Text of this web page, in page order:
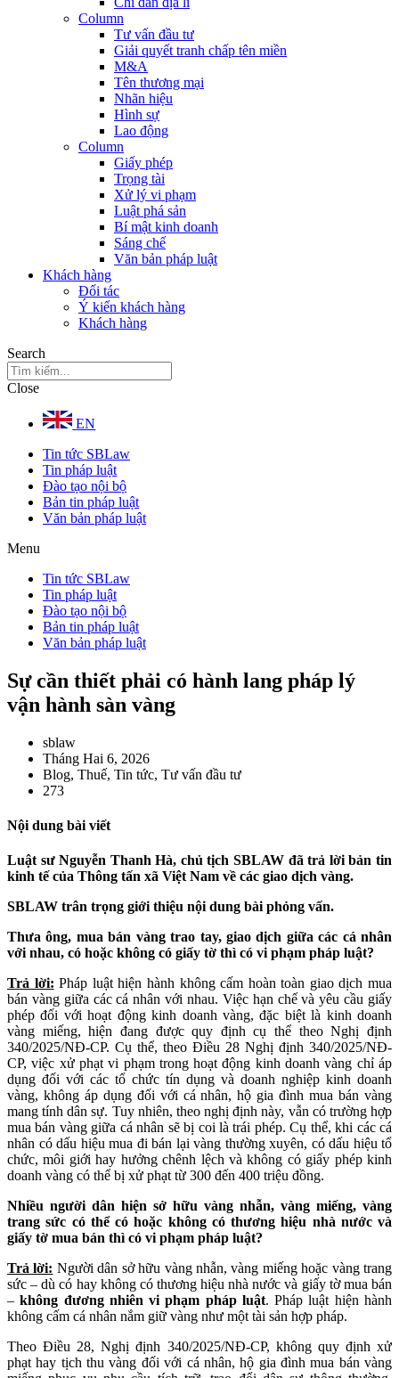
Column
Tư vấn đầu tư
Giải quyết tranh chấp tên miền
M&A
Tên thương mại
Nhãn hiệu
Hình sự
Lao động
Column
Giấy phép
Trọng tài
Xử lý vi phạm
Luật phá sản
Bí mật kinh doanh
Sáng chế
Văn bản pháp luật
Khách hàng
Đối tác
Ý kiến khách hàng
Khách hàng
Search
Close
EN
Tin tức SBLaw
Tin pháp luật
Đào tạo nội bộ
Bản tin pháp luật
Văn bản pháp luật
Menu
Tin tức SBLaw
Tin pháp luật
Đào tạo nội bộ
Bản tin pháp luật
Văn bản pháp luật
Sự cần thiết phải có hành lang pháp lý
vận hành sàn vàng
sblaw
Tháng Hai 6, 2026
Blog, Thuế, Tin tức, Tư vấn đầu tư
273
Nội dung bài viết
Luật sư Nguyễn Thanh Hà, chủ tịch SBLAW đã trả lời bản tin
kinh tế của Thông tấn xã Việt Nam về các giao dịch vàng.
SBLAW trân trọng giới thiệu nội dung bài phỏng vấn.
Thưa ông, mua bán vàng trao tay, giao dịch giữa các cá nhân
với nhau, có hoặc không có giấy tờ thì có vi phạm pháp luật?
Trả lời: Pháp luật hiện hành không cấm hoàn toàn giao dịch mua
bán vàng giữa các cá nhân với nhau. Việc hạn chế và yêu cầu giấy
phép đối với hoạt động kinh doanh vàng, đặc biệt là kinh doanh
vàng miếng, hiện đang được quy định cụ thể theo Nghị định
340/2025/NĐ-CP. Cụ thể, theo Điều 28 Nghị định 340/2025/NĐ-
CP, việc xử phạt vi phạm trong hoạt động kinh doanh vàng chỉ áp
dụng đối với các tổ chức tín dụng và doanh nghiệp kinh doanh
vàng, không áp dụng đối với cá nhân, hộ gia đình mua bán vàng
mang tính dân sự. Tuy nhiên, theo nghị định này, vẫn có trường hợp
mua bán vàng giữa cá nhân sẽ bị coi là trái phép. Cụ thể, khi các cá
nhân có dấu hiệu mua đi bán lại vàng thường xuyên, có dấu hiệu tổ
chức, môi giới hay hưởng chênh lệch và không có giấy phép kinh
doanh vàng có thể bị xử phạt từ 300 đến 400 triệu đồng.
Nhiều người dân hiện sở hữu vàng nhẫn, vàng miếng, vàng
trang sức có thể có hoặc không có thương hiệu nhà nước và
giấy tờ mua bán thì có vi phạm pháp luật?
Trả lời: Người dân sở hữu vàng nhẫn, vàng miếng hoặc vàng trang
sức – dù có hay không có thương hiệu nhà nước và giấy tờ mua bán
–không đương nhiên vi phạm pháp luật. Pháp luật hiện hành
không cấm cá nhân nắm giữ vàng như một tài sản hợp pháp.
Theo Điều 28, Nghị định 340/2025/NĐ-CP, không quy định xử
phạt hay tịch thu vàng đối với cá nhân, hộ gia đình mua bán vàng